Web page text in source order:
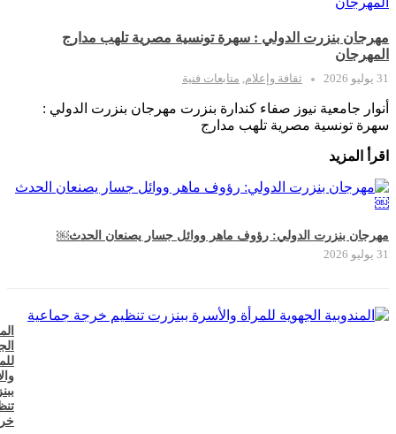
مهرجان بنزرت الدولي : سهرة تونسية مصرية تلهب مدارج
المهرجان
31 يوليو 2026 ثقافة وإعلام, متابعات فنية
أنوار جامعية نيوز صفاء كندارة بنزرت مهرجان بنزرت الدولي :
سهرة تونسية مصرية تلهب مدارج
اقرأ المزيد
مهرجان بنزرت الدولي: رؤوف ماهر ووائل جسار يصنعان الحدث￼
31 يوليو 2026